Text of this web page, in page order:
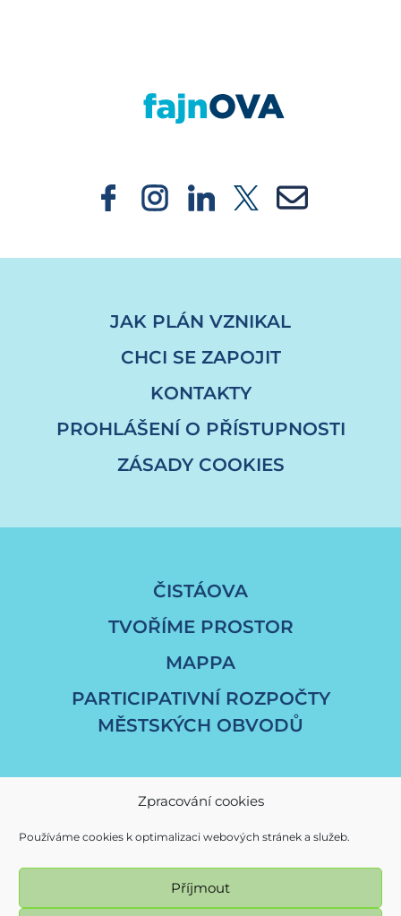
Zpracování cookies
Používáme cookies k optimalizaci webových stránek a služeb.
Příjmout
JAK PLÁN VZNIKAL
CHCI SE ZAPOJIT
KONTAKTY
PROHLÁŠENÍ O PŘÍSTUPNOSTI
ZÁSADY COOKIES
ČISTÁOVA
TVOŘÍME PROSTOR
MAPPA
PARTICIPATIVNÍ ROZPOČTY
MĚSTSKÝCH OBVODŮ